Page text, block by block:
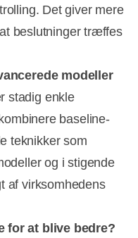
Det giver mere
beslutninger træffes
modeller
stadig enkle
baseline-
teknikker som
og i stigende
af virksomhedens
for at blive bedre?